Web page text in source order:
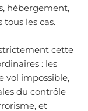
hébergement,
les cas.
cette
: les
vol impossible,
du contrôle
et